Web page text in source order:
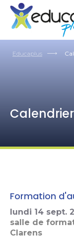
Educaplus
Formation
lundi 14 sept.
salle de
Clarens